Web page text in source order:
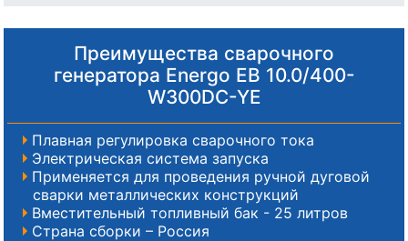
Преимущества сварочного
генератора Energo EB 10.0/400-
W300DC-YE
Плавная регулировка сварочного тока
Электрическая система запуска
Применяется для проведения ручной дуговой
сварки металлических конструкций
Вместительный топливный бак - 25 литров
Страна сборки – Россия